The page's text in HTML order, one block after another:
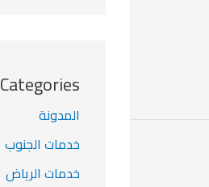
Categories
المدونة
خدمات الجنوب
خدمات الرياض